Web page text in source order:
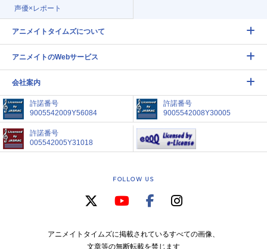
声優×レポート
アニメイトタイムズについて
アニメイトのWebサービス
会社案内
許諾番号
9005542009Y56084
許諾番号
9005542008Y30005
許諾番号
005542005Y31018
FOLLOW US
アニメイトタイムズに掲載されているすべての画像、
文章等の無断転載を禁じます